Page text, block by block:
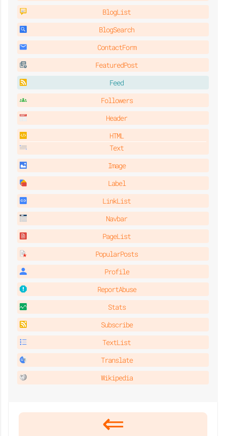
BlogList
BlogSearch
ContactForm
FeaturedPost
Feed
Followers
Header
HTML
Text
Image
Label
LinkList
Navbar
PageList
PopularPosts
Profile
ReportAbuse
Stats
Subscribe
TextList
Translate
Wikipedia